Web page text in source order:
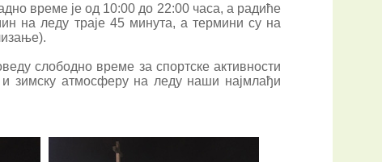
време је од 10:00 до 22:00 часа, а радиће
на леду траје 45 минута, а термини су на
слободно време за спортске активности
зимску атмосферу на леду наши најмлађи